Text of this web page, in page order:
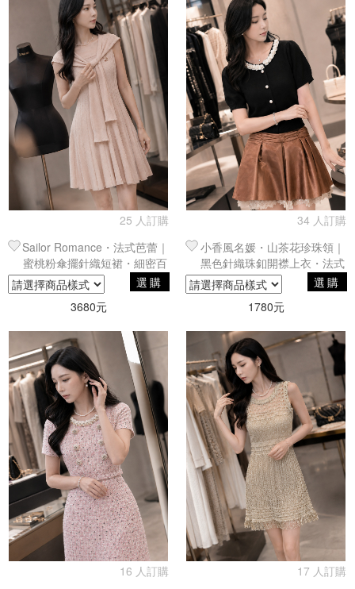
25 人訂購
Sailor Romance・法式芭蕾｜
蜜桃粉傘擺針織短裙・細密百
褶裙擺蓋袖修身剪裁穿搭
選購
3680元
34 人訂購
小香風名媛・山茶花珍珠領｜
黑色針織珠釦開襟上衣・法式
優雅剪裁泡泡袖
選購
1780元
16 人訂購
17 人訂購